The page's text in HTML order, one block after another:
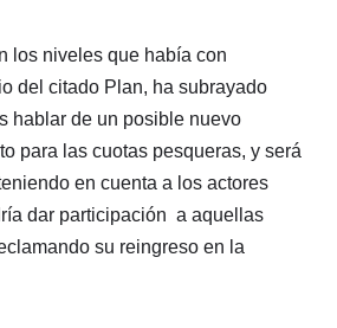
los niveles que había con
del citado Plan, ha subrayado
hablar de un posible nuevo
para las cuotas pesqueras, y será
en cuenta a los actores
dar participación a aquellas
su reingreso en la